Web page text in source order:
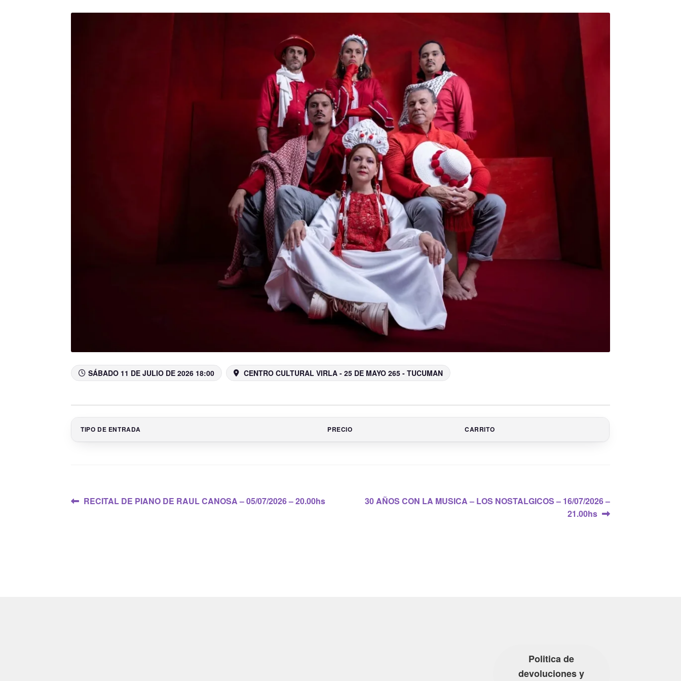
SÁBADO 11 DE JULIO DE 2026 18:00 CENTRO CULTURAL VIRLA - 25 DE MAYO 265 - TUCUMAN
TIPO DE ENTRADA PRECIO CARRITO
Navegación
Anterior:
RECITAL DE PIANO DE RAUL CANOSA – 05/07/2026 – 20.00hs Siguiente:
30 AÑOS CON LA MUSICA – LOS NOSTALGICOS – 16/07/2026 –
21.00hs
Politica de
devoluciones y